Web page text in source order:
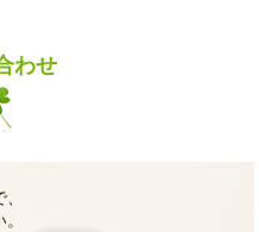
わせ